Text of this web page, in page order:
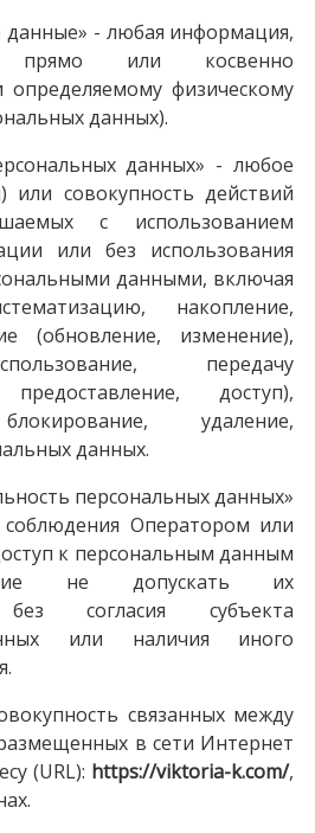
данные» - любая информация,
прямо или косвенно
физическому
данных).
данных» - любое
или совокупность действий
с использованием
или без использования
данными, включая
накопление,
(обновление, изменение),
передачу
предоставление, доступ),
удаление,
данных.
персональных данных»
Оператором или
к персональным данным
не допускать их
без согласия субъекта
или наличия иного
связанных между
в сети Интернет
(URL): https://viktoria-k.com/,